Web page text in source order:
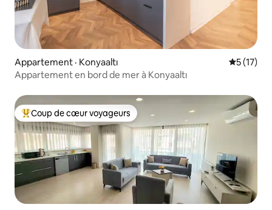
Appartement · Konyaaltı Note
5 (17)
Appartement en bord de mer à Konyaaltı
Coup de cœur voyageurs parmi les plus aimés
Coup de cœur voyageurs